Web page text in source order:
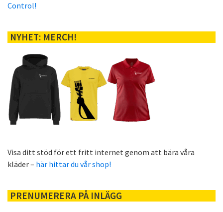
Control!
NYHET: MERCH!
Visa ditt stöd för ett fritt internet genom att bära våra
kläder – här hittar du vår shop!
PRENUMERERA PÅ INLÄGG